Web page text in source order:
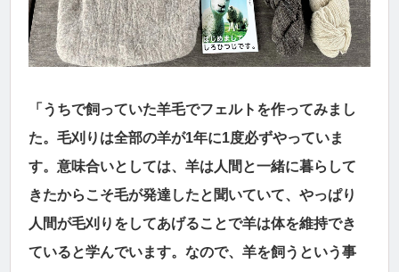
「うちで飼っていた羊毛でフェルトを作ってみまし
た。毛刈りは全部の羊が1年に1度必ずやっていま
す。意味合いとしては、羊は人間と一緒に暮らして
きたからこそ毛が発達したと聞いていて、やっぱり
人間が毛刈りをしてあげることで羊は体を維持でき
ていると学んでいます。なので、羊を飼うという事